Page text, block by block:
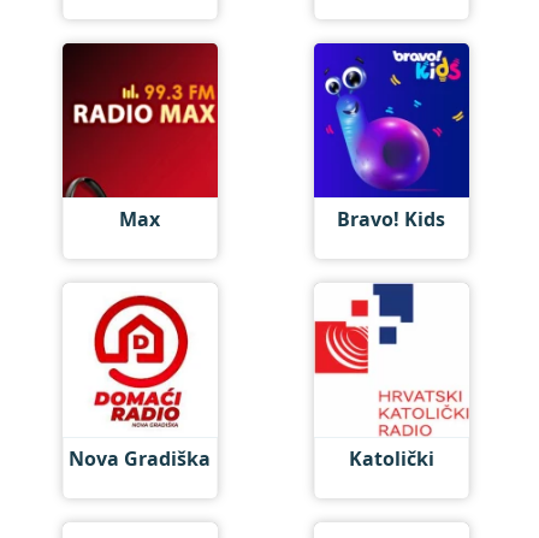
Max Bravo! Kids
Nova Gradiška Katolički